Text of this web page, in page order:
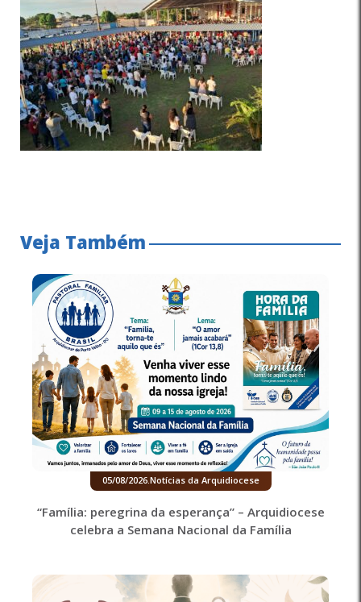
Veja Também
05/08/2026.Notícias da Arquidiocese
“Família: peregrina da esperança” – Arquidiocese
celebra a Semana Nacional da Família